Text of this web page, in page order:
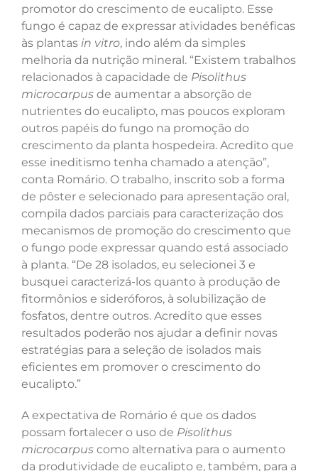
promotor do crescimento de eucalipto. Esse
fungo é capaz de expressar atividades benéficas
às plantas in vitro, indo além da simples
melhoria da nutrição mineral. “Existem trabalhos
relacionados à capacidade de Pisolithus
microcarpus de aumentar a absorção de
nutrientes do eucalipto, mas poucos exploram
outros papéis do fungo na promoção do
crescimento da planta hospedeira. Acredito que
esse ineditismo tenha chamado a atenção”,
conta Romário. O trabalho, inscrito sob a forma
de pôster e selecionado para apresentação oral,
compila dados parciais para caracterização dos
mecanismos de promoção do crescimento que
o fungo pode expressar quando está associado
à planta. “De 28 isolados, eu selecionei 3 e
busquei caracterizá-los quanto à produção de
fitormônios e sideróforos, à solubilização de
fosfatos, dentre outros. Acredito que esses
resultados poderão nos ajudar a definir novas
estratégias para a seleção de isolados mais
eficientes em promover o crescimento do
eucalipto.”
A expectativa de Romário é que os dados
possam fortalecer o uso de Pisolithus
microcarpus como alternativa para o aumento
da produtividade de eucalipto e, também, para a